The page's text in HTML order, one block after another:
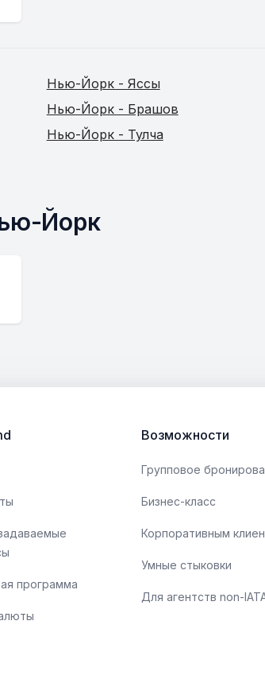
Нью-Йорк - Яссы
Нью-Йорк - Брашов
Нью-Йорк - Тулча
Йорк
программа
Возможности
Групповое
Бизнес-класс
Корпоративным
Умные стыковки
Для агентств non-